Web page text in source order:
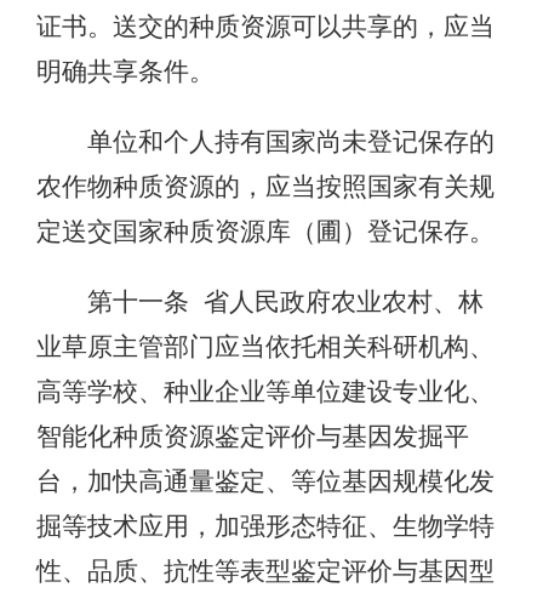
证书。送交的种质资源可以共享的，应当
明确共享条件。
单位和个人持有国家尚未登记保存的
农作物种质资源的，应当按照国家有关规
定送交国家种质资源库（圃）登记保存。
第十一条 省人民政府农业农村、林
业草原主管部门应当依托相关科研机构、
高等学校、种业企业等单位建设专业化、
智能化种质资源鉴定评价与基因发掘平
台，加快高通量鉴定、等位基因规模化发
掘等技术应用，加强形态特征、生物学特
性、品质、抗性等表型鉴定评价与基因型